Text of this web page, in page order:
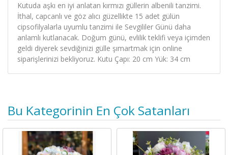
Kutuda aşkı en iyi anlatan kırmızı güllerin albenili tanzimi.
İthal, capcanlı ve göz alıcı güzellikte 15 adet gülün
cipsofilyalarla uyumlu tanzimi ile Sevgililer Günü daha
anlamlı kutlanacak. Doğum günü, evlilik teklifi veya içimden
geldi diyerek sevdiğinizi gülle şımartmak için online
siparişlerinizi bekliyoruz. Kutu Çapı: 20 cm Yük: 34 cm
Bu Kategorinin En Çok Satanları